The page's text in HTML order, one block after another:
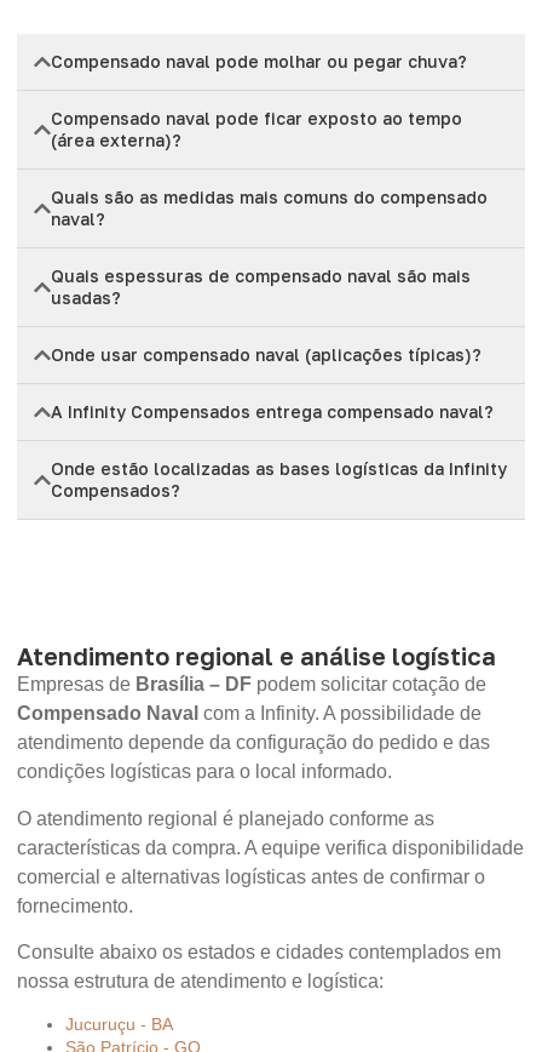
Compensado naval pode molhar ou pegar chuva?
Compensado naval pode ficar exposto ao tempo
(área externa)?
Quais são as medidas mais comuns do compensado
naval?
Quais espessuras de compensado naval são mais
usadas?
Onde usar compensado naval (aplicações típicas)?
A Infinity Compensados entrega compensado naval?
Onde estão localizadas as bases logísticas da Infinity
Compensados?
Atendimento regional e análise logística
Empresas de Brasília – DF podem solicitar cotação de
Compensado Naval com a Infinity. A possibilidade de
atendimento depende da configuração do pedido e das
condições logísticas para o local informado.
O atendimento regional é planejado conforme as
características da compra. A equipe verifica disponibilidade
comercial e alternativas logísticas antes de confirmar o
fornecimento.
Consulte abaixo os estados e cidades contemplados em
nossa estrutura de atendimento e logística:
Jucuruçu - BA
São Patrício - GO